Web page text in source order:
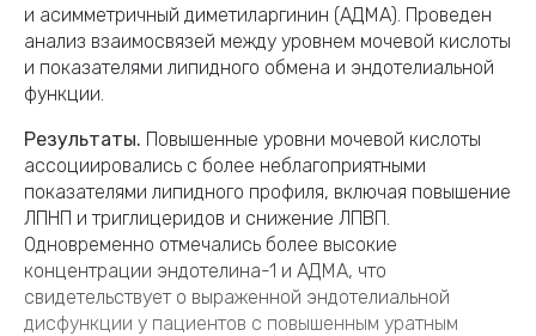
и асимметричный диметиларгинин (АДМА). Проведен
анализ взаимосвязей между уровнем мочевой кислоты
и показателями липидного обмена и эндотелиальной
функции.
Результаты. Повышенные уровни мочевой кислоты
ассоциировались с более неблагоприятными
показателями липидного профиля, включая повышение
ЛПНП и триглицеридов и снижение ЛПВП.
Одновременно отмечались более высокие
концентрации эндотелина-1 и АДМА, что
свидетельствует о выраженной эндотелиальной
дисфункции у пациентов с повышенным уратным